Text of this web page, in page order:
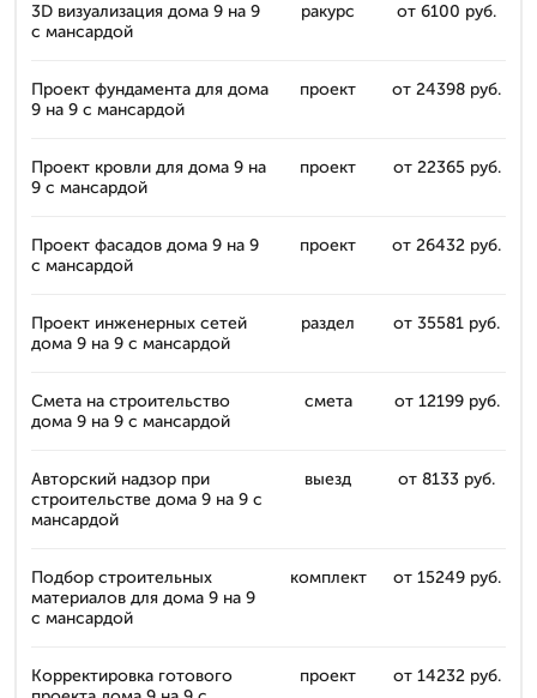
3D визуализация дома 9 на 9
с мансардой
ракурс от 6100 руб.
Проект фундамента для дома
9 на 9 с мансардой
проект от 24398 руб.
Проект кровли для дома 9 на
9 с мансардой
проект от 22365 руб.
Проект фасадов дома 9 на 9
с мансардой
проект от 26432 руб.
Проект инженерных сетей
дома 9 на 9 с мансардой
раздел от 35581 руб.
Смета на строительство
дома 9 на 9 с мансардой
смета от 12199 руб.
Авторский надзор при
строительстве дома 9 на 9 с
мансардой
выезд от 8133 руб.
Подбор строительных
материалов для дома 9 на 9
с мансардой
комплект от 15249 руб.
Корректировка готового
проект от 14232 руб.